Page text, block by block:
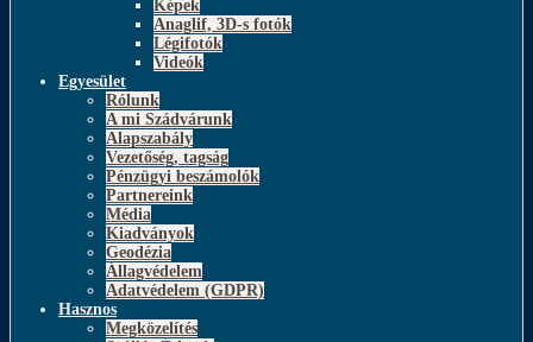
Képek
Anaglif, 3D-s fotók
Légifotók
Videók
Egyesület
Rólunk
A mi Szádvárunk
Alapszabály
Vezetőség, tagság
Pénzügyi beszámolók
Partnereink
Média
Kiadványok
Geodézia
Állagvédelem
Adatvédelem (GDPR)
Hasznos
Megközelítés